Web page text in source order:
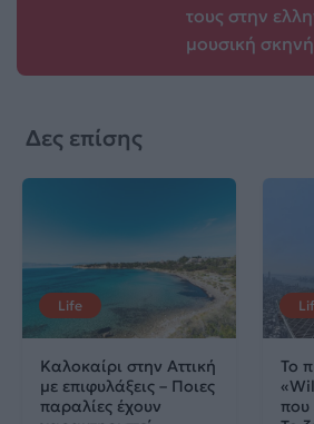
τους στην
μουσική σκηνή
Δες επίσης
Life
Καλοκαίρι στην Αττική
με επιφυλάξεις – Ποιες
παραλίες έχουν
Το
που